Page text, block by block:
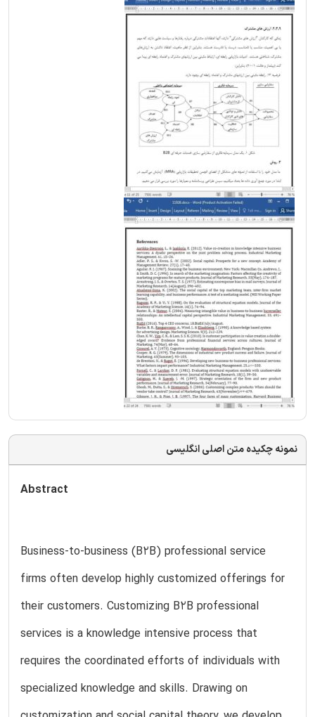
نمونه چکیده متن اصلی انگلیسی
Abstract
Business-to-business (B2B) professional service
firms often develop highly customized offerings for
their customers. Customizing B2B professional
services is a knowledge intensive process that
requires the coordinated efforts of individuals with
specialized knowledge and skills. Drawing on